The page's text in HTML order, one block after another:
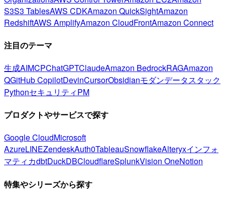
S3S3 TablesAWS CDKAmazon QuickSightAmazon
RedshiftAWS AmplifyAmazon CloudFrontAmazon Connect
注目のテーマ
生成AIMCPChatGPTClaudeAmazon BedrockRAGAmazon
QGitHub CopilotDevinCursorObsidianモダンデータスタック
PythonセキュリティPM
プロダクトやサービスで探す
Google CloudMicrosoft
AzureLINEZendeskAuth0TableauSnowflakeAlteryxインフォ
マティカdbtDuckDBCloudflareSplunkVision OneNotion
特集やシリーズから探す